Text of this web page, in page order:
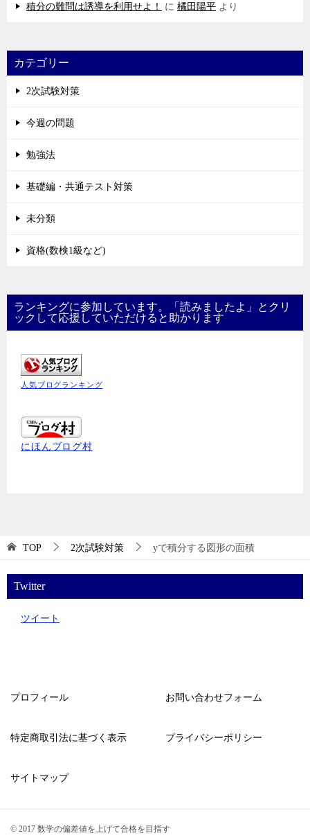
積分の難問は誘導を利用せよ！ に 橘田陽平 より
カテゴリー
2次試験対策
今週の問題
勉強法
基礎編・共通テスト対策
未分類
資格(数検1級など)
ランキングに参加しています。「読みましたよ」とクリ
ックして応援していただけると助かります
人気ブログランキング
にほんブログ村
TOP 2次試験対策 yで積分する図形の面積
Twitter
ツイート
プロフィール お問い合わせフォーム
特定商取引法に基づく表示 プライバシーポリシー
サイトマップ
© 2017 数学の偏差値を上げて合格を目指す